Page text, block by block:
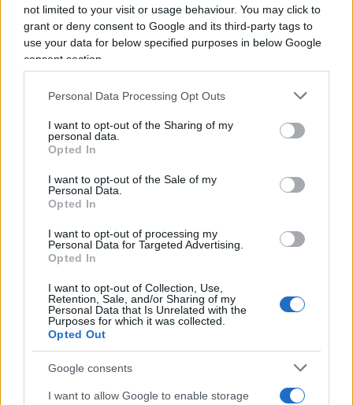
not limited to your visit or usage behaviour. You may click to
grant or deny consent to Google and its third-party tags to
use your data for below specified purposes in below Google
consent section.
Personal Data Processing Opt Outs
I want to opt-out of the Sharing of my
personal data.
Opted In
I want to opt-out of the Sale of my
Personal Data.
Opted In
I want to opt-out of processing my
Personal Data for Targeted Advertising.
Opted In
I want to opt-out of Collection, Use,
Retention, Sale, and/or Sharing of my
Personal Data that Is Unrelated with the
Purposes for which it was collected.
Opted Out
Google consents
I want to allow Google to enable storage
Carini e Khelif? Se sei XY e non XX, l’udienza è
toltadi Max del Papa
Olimpiadi Carini, io sto dall’altra parte: Khalif
non è “un uomo” di Nicola Porro
Tutte polemiche che hanno alimentato il dibattito
mondiale. E che adesso fanno parlare anche
Imane Khelif, sin qui rimasta silente se non le
essere scoppiata a piangere, aveva rivendicato la
vittoria “per tutte le donne”). “Basta bullismo
contro atleti – dice oggi – Il bullismo può
distruggere le persone, può uccidere i pensieri, lo
spirito e la mente delle persone. Può dividere le
persone. E per questo motivo, chiedo agli haters
di astenersi”.